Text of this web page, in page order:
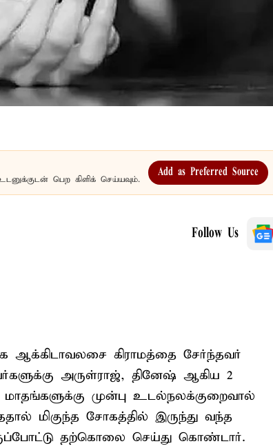
பெற கிளிக் செய்யவும்.
Add as Preferred Source
Follow Us
ஆக்கிடாவலசை கிராமத்தை சேர்ந்தவர்
அருள்ராஜ், தினேஷ் ஆகிய 2
முன்பு உடல்நலக்குறைவால்
மிகுந்த சோகத்தில் இருந்து வந்த
தற்கொலை செய்து கொண்டார்.